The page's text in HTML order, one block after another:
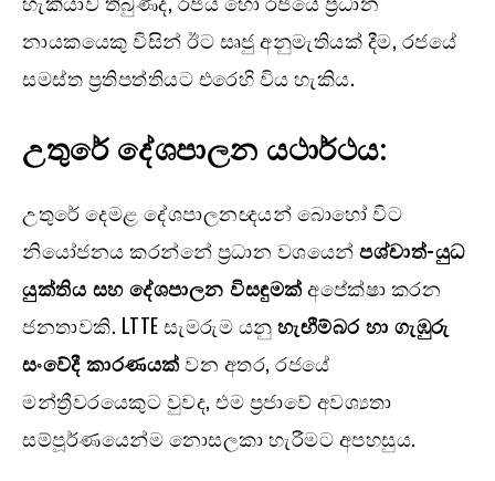
නායකයෙකු විසින් ඊට සෘජු අනුමැතියක් දීම, රජයේ
සමස්ත ප්‍රතිපත්තියට එරෙහි විය හැකිය.
උතුරේ දේශපාලන යථාර්ථය:
උතුරේ දෙමළ දේශපාලනඥයන් බොහෝ විට
නියෝජනය කරන්නේ ප්‍රධාන වශයෙන්පශ්චාත්-යුධ
යුක්තිය සහ දේශපාලන විසඳුමක්අපේක්ෂා කරන
ජනතාවකි. LTTE සැමරුම යනුහැඟීම්බර හා ගැඹුරු
සංවේදී කාරණයක්වන අතර, රජයේ
මන්ත්‍රීවරයෙකුට වුවද, එම ප්‍රජාවේ අවශ්‍යතා
සම්පූර්ණයෙන්ම නොසලකා හැරීමට අපහසුය.